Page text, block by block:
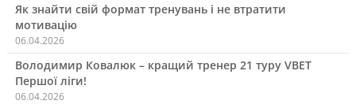
Як знайти свій формат тренувань і не втратити
мотивацію
06.04.2026
Володимир Ковалюк – кращий тренер 21 туру VBET
Першої ліги!
06.04.2026